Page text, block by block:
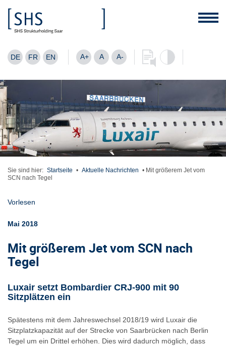
DE FR EN A+ A A-
Sie sind hier: Startseite • Aktuelle Nachrichten • Mit größerem Jet vom
SCN nach Tegel
Vorlesen
Mai 2018
Mit größerem Jet vom SCN nach
Tegel
Luxair setzt Bombardier CRJ-900 mit 90
Sitzplätzen ein
Spätestens mit dem Jahreswechsel 2018/19 wird Luxair die
Sitzplatzkapazität auf der Strecke von Saarbrücken nach Berlin
Tegel um ein Drittel erhöhen. Dies wird dadurch möglich, dass